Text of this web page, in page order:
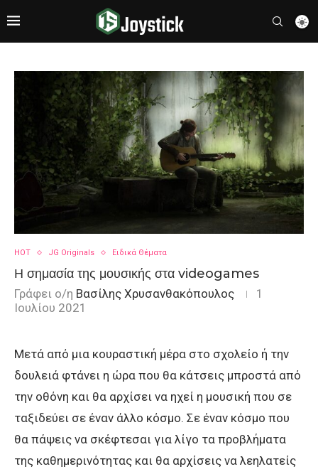
HOT JG Originals Ειδικά Θέματα
Η σημασία της μουσικής στα videogames
Γράφει ο/η Βασίλης Χρυσανθακόπουλος
1
Ιουλίου 2021
Μετά από μια κουραστική μέρα στο σχολείο ή την
δουλειά φτάνει η ώρα που θα κάτσεις μπροστά από
την οθόνη και θα αρχίσει να ηχεί η μουσική που σε
ταξιδεύει σε έναν άλλο κόσμο. Σε έναν κόσμο που
θα πάψεις να σκέφτεσαι για λίγο τα προβλήματα
της καθημερινότητας και θα αρχίσεις να λεηλατείς